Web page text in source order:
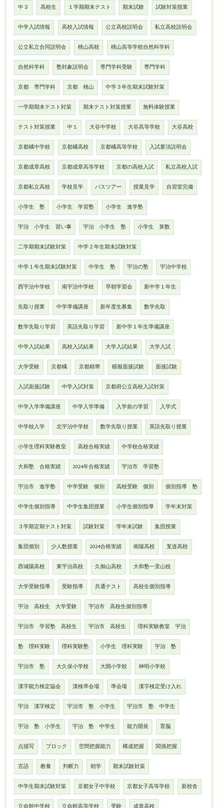
中３ 高校生 １学期期末テスト 期末試験 試験対策授業
中学入試情報 高校入試情報 公立高校説明会 私立高校説明会
公立私立合同説明会 桃山高校 桃山高等学校自然科学科
自然科学科 塾対象説明会 専門学科受験 専門学科
京都 専門学科 京都 桃山 中学３年生期末試験対策
一学期期末テスト対策 期末テスト対策授業 無料体験授業
テスト対策授業 中１ 大谷中学校 大谷高等学校 大谷高校
京都橘中学校 京都橘高校 京都橘高等学校 入試要項説明会
京都成章高校 京都成章高等学校 京都の高校入試 私立高校入試
京都私立高校 学校見学 バスツアー 授業見学 自習室完備
小学生 塾 小学生 学習塾 小学生 進学塾
宇治 小学生 習い事 宇治 小学生 塾 小学生 算数
二学期期末試験対策 中学２年生期末試験対策
中学１年生期末試験対策 中学生 塾 宇治の塾 宇治中学校
西宇治中学校 南宇治中学校 早朝学習会 新中学１年生
先取り授業 中学準備講座 新年度生募集 数学先取
数学先取り学習 英語先取り学習 新中学１年生準備講座
中学入試結果 高校入試結果 大学入試結果 大学入試
大学受験 京都橘 京都精華 模擬面接試験 面接試験
入試面接試験 中学入試対策 京都府公立高校入試対策
中学入学準備講座 中学入学準備 入学前の学習 入学式
中学校入学 北宇治中学校 数学先取り授業 英語先取り授業
小学生理科実験教室 高校合格実績 中学校合格実績
大和塾 合格実績 2024年合格実績 宇治市 学習塾
宇治市 進学塾 中学受験 個別 高校受験 個別 個別指導 塾
中学生個別指導 中学生集団授業 小学生個別指導 学年末対策
３学期定期テスト対策 試験対策 学年末試験 集団授業
集団個別 少人数授業 2024合格実績 南陽高校 莵道高校
西城陽高校 東宇治高校 久御山高校 大和塾一里山校
大学受験指導 受験指導 共通テスト 高校生個別指導
宇治 高校生 大学受験 宇治市 高校生個別指導
宇治市 学習塾 高校生 宇治市 高校生 理科実験教室 宇治
塾 理科実験 理科実験塾 小学生 理科実験 宇治 塾
宇治市 塾 大久保小学校 大開小学校 神明小学校
漢字能力検定協会 漢検準会場 準会場 漢字検定受け入れ
宇治 漢字検定 宇治市 塾 小学生 宇治市 塾 中学生
宇治 塾 小学生 宇治 塾 中学生 能力開発 育脳
点描写 ブロック 空間把握能力 構成把握 関係把握
言語 教養 判断力 朝学 期末試験対策
中学生期末試験対策 京都女子中学校 京都女子高等学校 新校舎